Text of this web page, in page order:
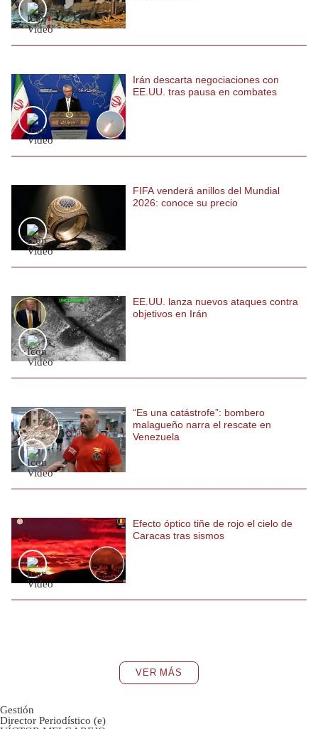
Irán descarta negociaciones con
EE.UU. tras pausa en combates
FIFA venderá anillos del Mundial
2026: conoce su precio
EE.UU. lanza nuevos ataques contra
objetivos en Irán
“Es una catástrofe”: bombero
malagueño narra el rescate en
Venezuela
Efecto óptico tiñe de rojo el cielo de
Caracas tras sismos
VER MÁS
Gestión
Director Periodístico (e)